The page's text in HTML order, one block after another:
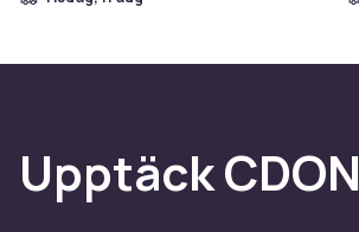
Upptäck CDON